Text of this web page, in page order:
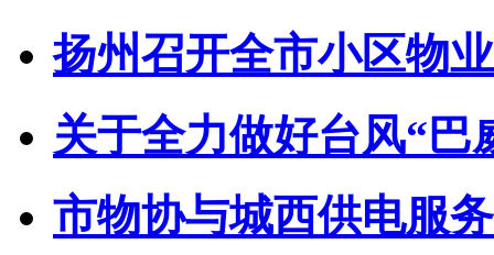
扬州召开全市小区物
关于全力做好台风“巴
市物协与城西供电服